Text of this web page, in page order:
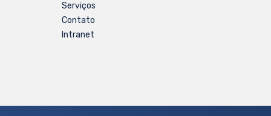
Serviços
Contato
Intranet